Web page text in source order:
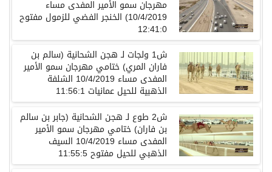
مهرجان سمو الأمير المفدى مساء
10/4/2019) الخنجر الفضي للزمول مفتوح
12:41:0
ش1 ولجات لـ هجن الشحانية (سالم بن
فاران المري) ختامي مهرجان سمو الأمير
المفدى مساء 10/4/2019 الشلفة
الذهبية للحيل عمانيات 11:56:1
ش2 طوع لـ هجن الشحانية (جابر بن سالم
بن فاران) ختامي مهرجان سمو الأمير
المفدى مساء 10/4/2019 السيف
الذهبي للحيل مفتوح 11:55:5